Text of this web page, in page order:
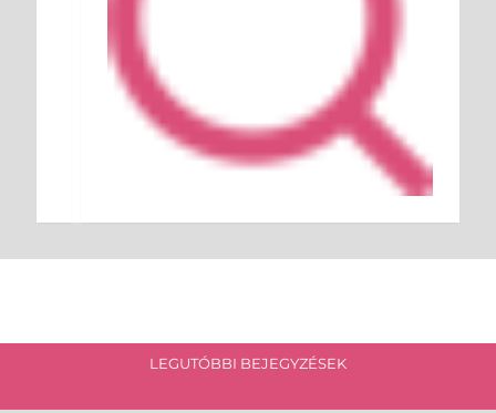
LEGUTÓBBI BEJEGYZÉSEK